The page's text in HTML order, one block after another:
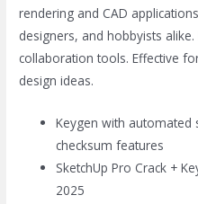
rendering and CAD
designers, and hobbyists
collaboration tools. Effective
design ideas.
Keygen with automated
checksum features
SketchUp Pro Crack +
2025